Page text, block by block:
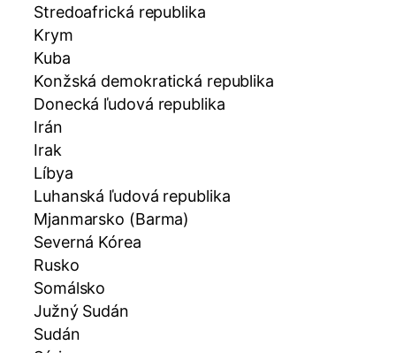
Stredoafrická republika
Krym
Kuba
Konžská demokratická republika
Donecká ľudová republika
Irán
Irak
Líbya
Luhanská ľudová republika
Mjanmarsko (Barma)
Severná Kórea
Rusko
Somálsko
Južný Sudán
Sudán